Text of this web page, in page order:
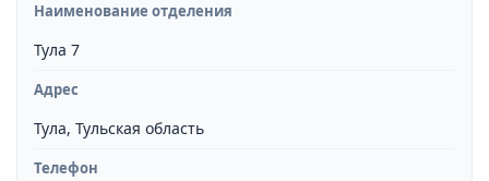
Наименование отделения
Тула 7
Адрес
Тула, Тульская область
Телефон